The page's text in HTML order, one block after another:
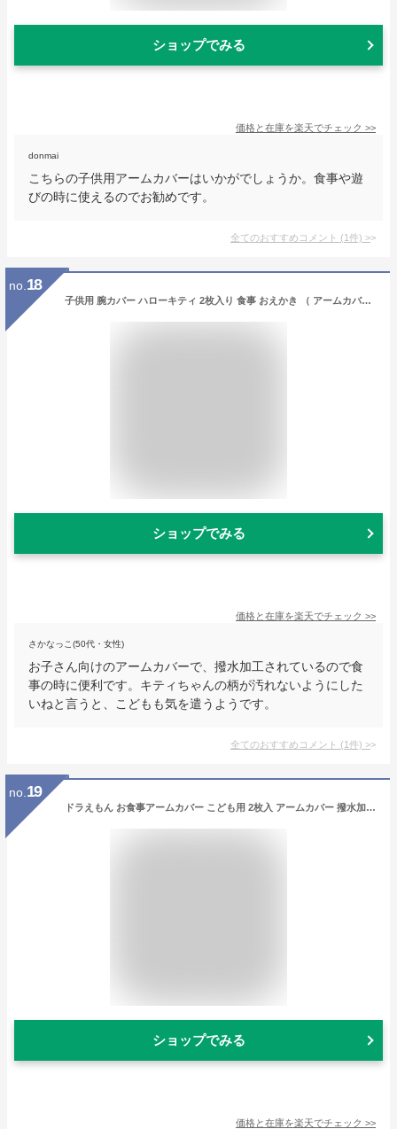
ショップでみる
価格と在庫を楽天でチェック >>
donmai
こちらの子供用アームカバーはいかがでしょうか。食事や遊
びの時に使えるのでお勧めです。
全てのおすすめコメント (1件) >
no. 18
子供用 腕カバー ハローキティ 2枚入り 食事 おえかき （ アームカバー 食事用アームカバー 袖カバー お絵描き 撥水加工 食事用 カバー 汚れ防止 洗える こども 子ども キッズ キティ キャラクター ）【3980円以上送料無料】
ショップでみる
価格と在庫を楽天でチェック >>
さかなっこ(50代・女性)
お子さん向けのアームカバーで、撥水加工されているので食
事の時に便利です。キティちゃんの柄が汚れないようにした
いねと言うと、こどもも気を遣うようです。
全てのおすすめコメント (1件) >
no. 19
ドラえもん お食事アームカバー こども用 2枚入 アームカバー 撥水加工 出産お祝い ギフト プレゼント かわいい Doaremon キャラクター グッズ
ショップでみる
価格と在庫を楽天でチェック >>